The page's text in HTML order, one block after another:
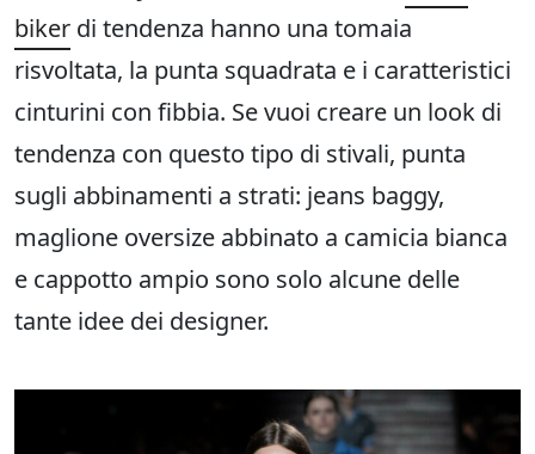
biker di tendenza hanno una tomaia
risvoltata, la punta squadrata e i caratteristici
cinturini con fibbia. Se vuoi creare un look di
tendenza con questo tipo di stivali, punta
sugli abbinamenti a strati: jeans baggy,
maglione oversize abbinato a camicia bianca
e cappotto ampio sono solo alcune delle
tante idee dei designer.